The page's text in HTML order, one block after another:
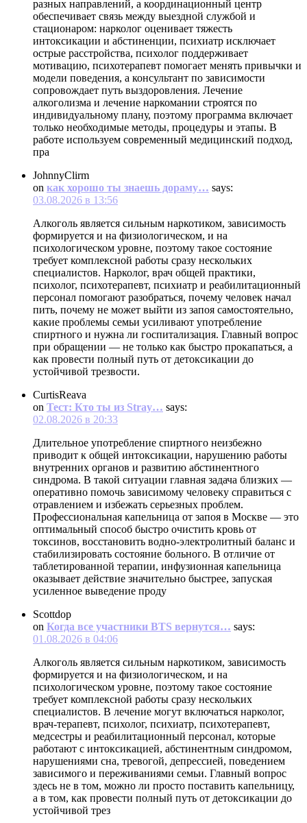
разных направлений, а координационный центр
обеспечивает связь между выездной службой и
стационаром: нарколог оценивает тяжесть
интоксикации и абстиненции, психиатр исключает
острые расстройства, психолог поддерживает
мотивацию, психотерапевт помогает менять привычки и
модели поведения, а консультант по зависимости
сопровождает путь выздоровления. Лечение
алкоголизма и лечение наркомании строятся по
индивидуальному плану, поэтому программа включает
только необходимые методы, процедуры и этапы. В
работе используем современный медицинский подход,
пра
JohnnyClirm
on как хорошо ты знаешь дораму… says:
03.08.2026 в 13:56
Алкоголь является сильным наркотиком, зависимость
формируется и на физиологическом, и на
психологическом уровне, поэтому такое состояние
требует комплексной работы сразу нескольких
специалистов. Нарколог, врач общей практики,
психолог, психотерапевт, психиатр и реабилитационный
персонал помогают разобраться, почему человек начал
пить, почему не может выйти из запоя самостоятельно,
какие проблемы семьи усиливают употребление
спиртного и нужна ли госпитализация. Главный вопрос
при обращении — не только как быстро прокапаться, а
как провести полный путь от детоксикации до
устойчивой трезвости.
CurtisReava
on Тест: Кто ты из Stray… says:
02.08.2026 в 20:33
Длительное употребление спиртного неизбежно
приводит к общей интоксикации, нарушению работы
внутренних органов и развитию абстинентного
синдрома. В такой ситуации главная задача близких —
оперативно помочь зависимому человеку справиться с
отравлением и избежать серьезных проблем.
Профессиональная капельница от запоя в Москве — это
оптимальный способ быстро очистить кровь от
токсинов, восстановить водно-электролитный баланс и
стабилизировать состояние больного. В отличие от
таблетированной терапии, инфузионная капельница
оказывает действие значительно быстрее, запуская
усиленное выведение проду
Scottdop
on Когда все участники BTS вернутся… says:
01.08.2026 в 04:06
Алкоголь является сильным наркотиком, зависимость
формируется и на физиологическом, и на
психологическом уровне, поэтому такое состояние
требует комплексной работы сразу нескольких
специалистов. В лечение могут включаться нарколог,
врач-терапевт, психолог, психиатр, психотерапевт,
медсестры и реабилитационный персонал, которые
работают с интоксикацией, абстинентным синдромом,
нарушениями сна, тревогой, депрессией, поведением
зависимого и переживаниями семьи. Главный вопрос
здесь не в том, можно ли просто поставить капельницу,
а в том, как провести полный путь от детоксикации до
устойчивой трез